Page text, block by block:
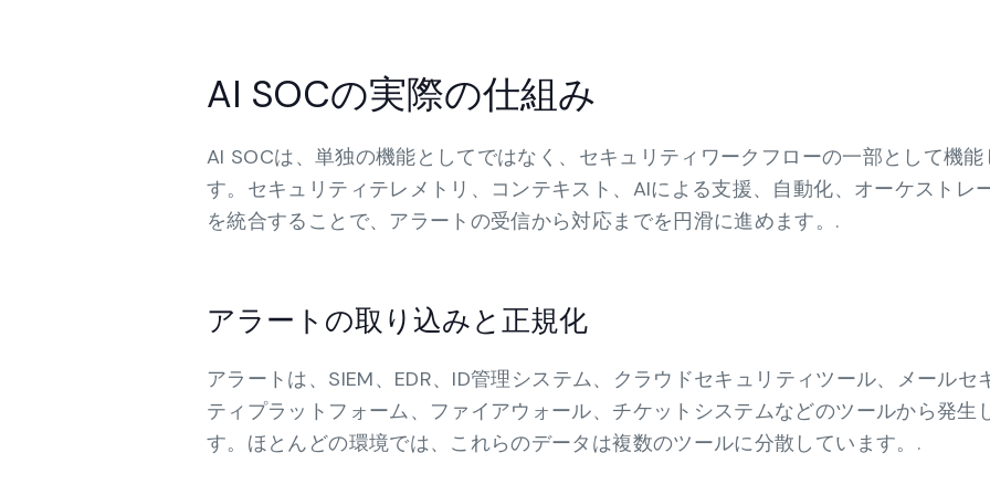
AI SOCの実際の仕組み
AI SOCは、単独の機能としてではなく、セキュリティワークフローの一部として機能
す。セキュリティテレメトリ、コンテキスト、AIによる支援、自動化、オーケストレ
を統合することで、アラートの受信から対応までを円滑に進めます。.
アラートの取り込みと正規化
アラートは、SIEM、EDR、ID管理システム、クラウドセキュリティツール、メールセ
ティプラットフォーム、ファイアウォール、チケットシステムなどのツールから発生
す。ほとんどの環境では、これらのデータは複数のツールに分散しています。.